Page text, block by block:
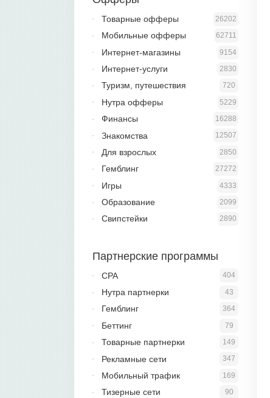
26202
Товарные офферы
62711
Мобильные офферы
9154
Интернет-магазины
2830
Интернет-услуги
720
Туризм, путешествия
5229
Нутра офферы
16288
Финансы
12507
Знакомства
2850
Для взрослых
27272
Гемблинг
4333
Игры
2099
Образование
2890
Свипстейки
Партнерские программы
404
CPA
43
Нутра партнерки
364
Гемблинг
79
Беттинг
149
Товарные партнерки
347
Рекламные сети
169
Мобильный трафик
90
Тизерные сети